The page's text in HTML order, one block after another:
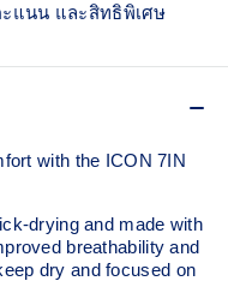
ะแนน และสิทธิพิเศษ
with the ICON 7IN
drying and made with
breathability and
dry and focused on